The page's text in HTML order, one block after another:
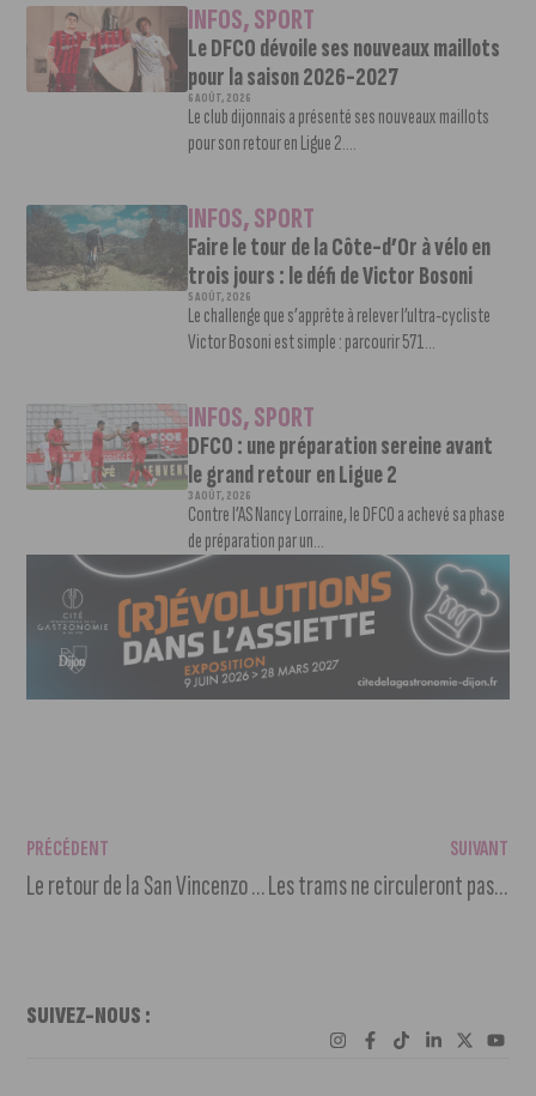
INFOS,SPORT
Le DFCO dévoile ses nouveaux maillots
pour la saison 2026-2027
6 AOÛT, 2026
Le club dijonnais a présenté ses nouveaux maillots
pour son retour en Ligue 2....
INFOS,SPORT
Faire le tour de la Côte-d’Or à vélo en
trois jours : le défi de Victor Bosoni
5 AOÛT, 2026
Le challenge que s’apprête à relever l’ultra-cycliste
Victor Bosoni est simple : parcourir 571...
INFOS,SPORT
DFCO : une préparation sereine avant
le grand retour en Ligue 2
3 AOÛT, 2026
Contre l’AS Nancy Lorraine, le DFCO a achevé sa phase
de préparation par un...
PRÉCÉDENT
Le retour de la San Vincenzo dell’amarone à Beaune
SUIVANT
Les trams ne circuleront pas dimanche soir
SUIVEZ-NOUS :